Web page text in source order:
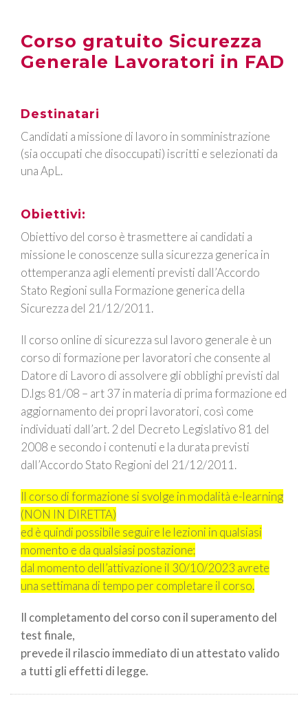
Corso gratuito Sicurezza
Generale Lavoratori in FAD
Destinatari
Candidati a missione di lavoro in somministrazione
(sia occupati che disoccupati) iscritti e selezionati da
una ApL.
Obiettivi:
Obiettivo del corso è trasmettere ai candidati a
missione le conoscenze sulla sicurezza generica in
ottemperanza agli elementi previsti dall’Accordo
Stato Regioni sulla Formazione generica della
Sicurezza del 21/12/2011.
Il corso online di sicurezza sul lavoro generale è un
corso di formazione per lavoratori che consente al
Datore di Lavoro di assolvere gli obblighi previsti dal
D.lgs 81/08 – art 37 in materia di prima formazione ed
aggiornamento dei propri lavoratori, così come
individuati dall’art. 2 del Decreto Legislativo 81 del
2008 e secondo i contenuti e la durata previsti
dall’Accordo Stato Regioni del 21/12/2011.
Il corso di formazione si svolge in modalità e-learning
(NON IN DIRETTA)
ed è quindi possibile seguire le lezioni in qualsiasi
momento e da qualsiasi postazione;
dal momento dell’attivazione il 30/10/2023 avrete
una settimana di tempo per completare il corso.
Il completamento del corso con il superamento del
test finale,
prevede il rilascio immediato di un attestato valido
a tutti gli effetti di legge.